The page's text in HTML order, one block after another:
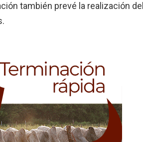
también prevé la realización